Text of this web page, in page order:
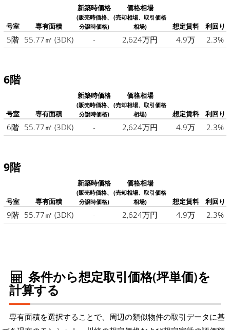
号室 専有面積
新築時価格
(販売時価格、
分譲時価格)
価格相場
(売却相場、取引価格
相場)
想定賃料 利回り
5階 55.77㎡ (3DK) - 2,624万円 4.9万 2.3%
6階
号室 専有面積
新築時価格
(販売時価格、
分譲時価格)
価格相場
(売却相場、取引価格
相場)
想定賃料 利回り
6階 55.77㎡ (3DK) - 2,624万円 4.9万 2.3%
9階
号室 専有面積
新築時価格
(販売時価格、
分譲時価格)
価格相場
(売却相場、取引価格
相場)
想定賃料 利回り
9階 55.77㎡ (3DK) - 2,624万円 4.9万 2.3%
条件から想定取引価格(坪単価)を
計算する
専有面積を選択することで、周辺の類似物件の取引データに基